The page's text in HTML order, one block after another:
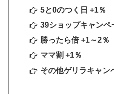
5と0のつく日 +1％
39ショップキャンペ
勝ったら倍 +1～2％
ママ割 +1％
その他ゲリラキャン